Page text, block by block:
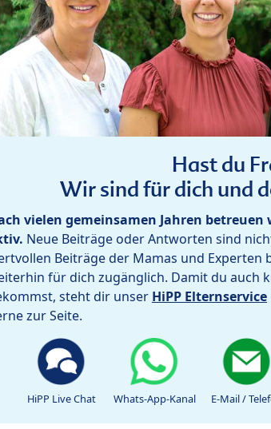
Hast du
Wir sind für dich und
vielen gemeinsamen Jahren
Neue Beiträge oder Antworten sind
Beiträge der Mamas und Experten
für dich zugänglich. Damit du auch
steht dir unser HiPP Elternservice
zur Seite.
HiPP Live Chat Whats-App-Kanal E-Mail /